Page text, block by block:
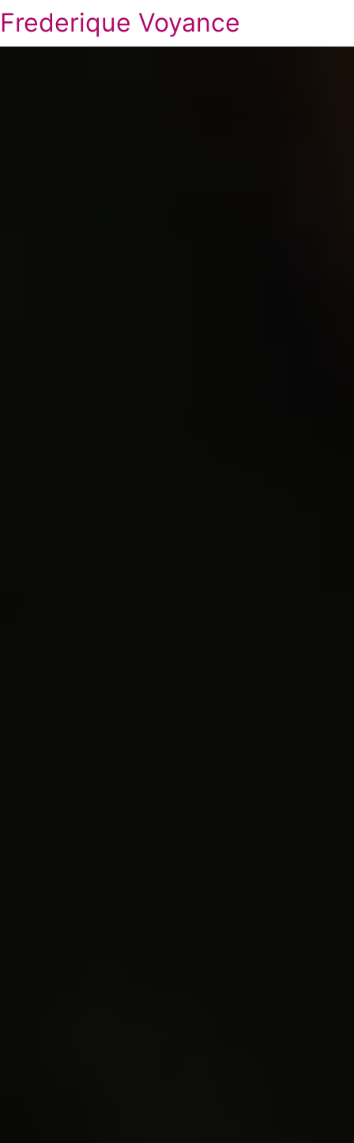
Frederique Voyance